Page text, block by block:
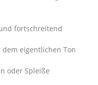
fortschreitend
eigentlichen Ton
oder Spleiße